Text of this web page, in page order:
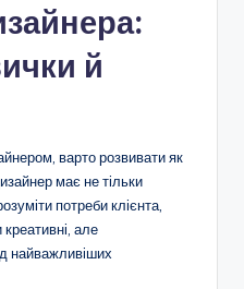
й
варто розвивати як
має не тільки
потреби клієнта,
але
найважливіших